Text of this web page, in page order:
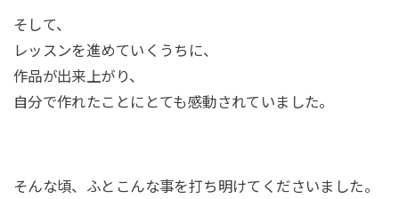
そして、
レッスンを進めていくうちに、
作品が出来上がり、
自分で作れたことにとても感動されていました。
そんな頃、ふとこんな事を打ち明けてくださいました。